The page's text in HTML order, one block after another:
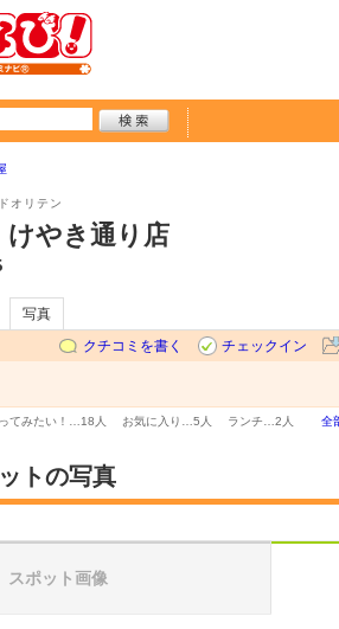
オリテン
けやき通り店
写真
クチコミを書く
チェックイン
てみたい！… 18人 お気に入り… 5人 ランチ… 2人 全
トの写真
スポット画像